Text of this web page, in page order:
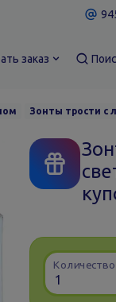
заказ
Зонты трости с
Количество